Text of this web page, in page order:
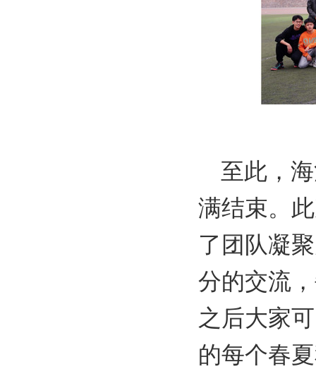
至此，
满结束。
了团队凝
分的交流
之后大家
的每个春